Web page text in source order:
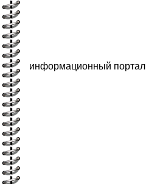
информационный портал